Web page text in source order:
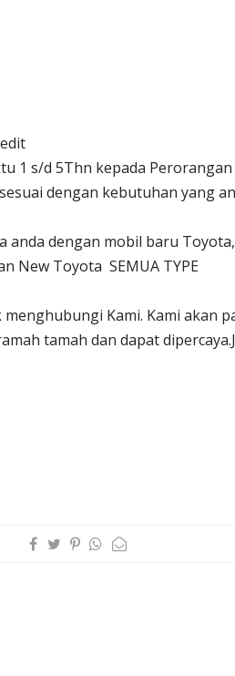
1 s/d 5Thn kepada
dengan kebutuhan yang
anda dengan mobil baru Toyota,
New Toyota SEMUA TYPE
Kami. Kami akan
tamah dan dapat